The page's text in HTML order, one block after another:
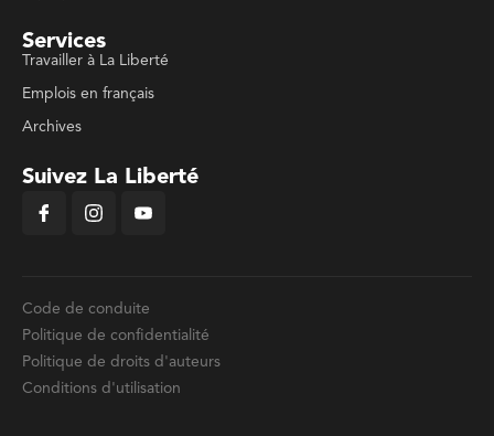
Services
Travailler à La Liberté
Emplois en français
Archives
Suivez La Liberté
Code de conduite
Politique de confidentialité
Politique de droits d'auteurs
Conditions d'utilisation